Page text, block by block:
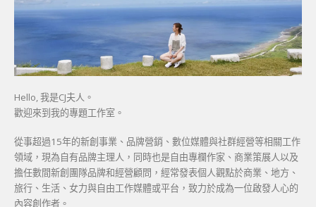
Hello, 我是CJ夫人。
歡迎來到我的專題工作室。
從事超過15年的新創事業、品牌營銷、數位媒體與社群經營等相關工作
領域，現為自有品牌主理人，同時也是自由專欄作家、商業策展人以及
擔任數間新創團隊品牌和經營顧問，經常發表個人觀點於商業、地方、
旅行、生活、女力與自由工作媒體或平台，致力於成為一位啟發人心的
內容創作者。